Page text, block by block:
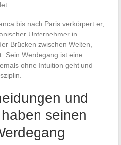
bis nach Paris verkörpert er,
Unternehmer in
Brücken zwischen Welten,
Sein Werdegang ist eine
ohne Intuition geht und
und
seinen